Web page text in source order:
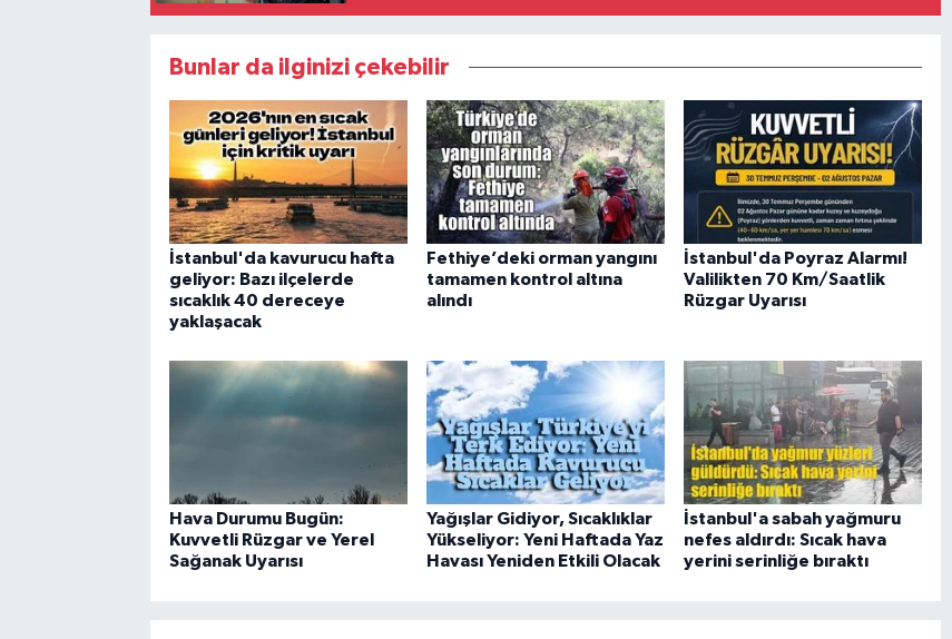
Bunlar da ilginizi çekebilir
İstanbul'da kavurucu hafta
geliyor: Bazı ilçelerde
sıcaklık 40 dereceye
yaklaşacak
Fethiye’deki orman yangını
tamamen kontrol altına
alındı
İstanbul'da Poyraz Alarmı!
Valilikten 70 Km/Saatlik
Rüzgar Uyarısı
Hava Durumu Bugün:
Kuvvetli Rüzgar ve Yerel
Sağanak Uyarısı
Yağışlar Gidiyor, Sıcaklıklar
Yükseliyor: Yeni Haftada Yaz
Havası Yeniden Etkili Olacak
İstanbul'a sabah yağmuru
nefes aldırdı: Sıcak hava
yerini serinliğe bıraktı